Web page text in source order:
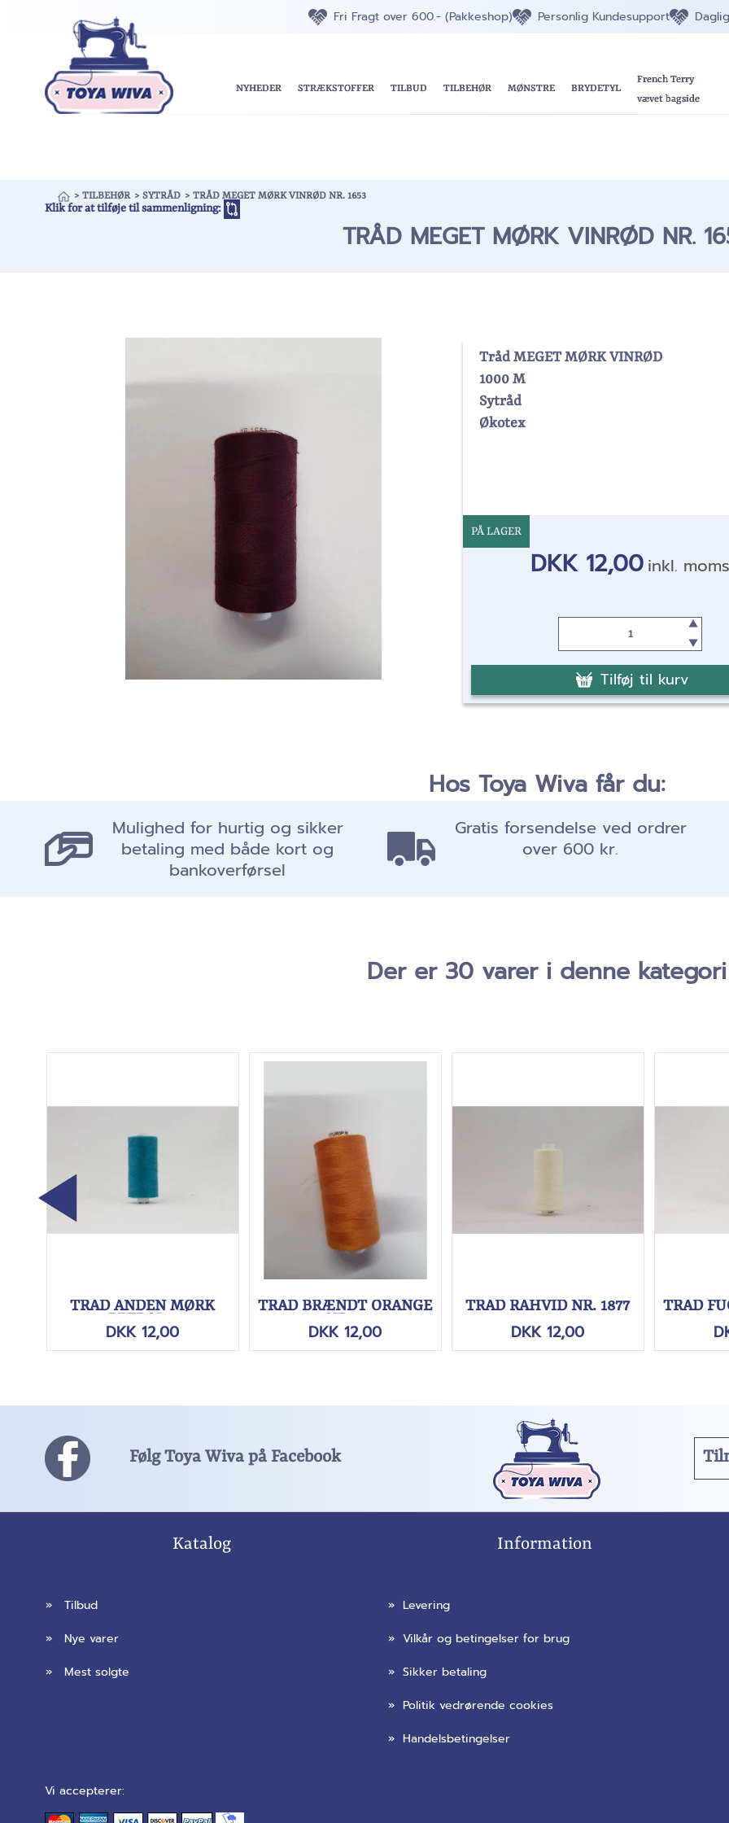
Fri Fragt over 600.- (Pakkeshop) Personlig Kundesupport
NYHEDER STRÆKSTOFFER TILBUD TILBEHØR MØNSTRE BRYDETYL
French Terry
vævet bagside
> TILBEHØR > SYTRÅD > TRÅD MEGET MØRK VINRØD NR. 1653
Klik for at tilføje til sammenligning:
TRÅD MEGET MØRK VINRØD NR.
Tråd MEGET MØRK VINRØD
1000 M
Sytråd
Økotex
PÅ LAGER
DKK 12,00 inkl.
Tilføj til kurv
Hos Toya Wiva får du:
Mulighed for hurtig og sikker
betaling med både kort og
bankoverførsel
Gratis forsendelse ved ordrer
over 600 kr.
Der er 30 varer i denne kategori
TRÅD ANDEN MØRK
DKK 12,00
TRÅD BRÆNDT ORANGE
DKK 12,00
TRÅD RÅHVID NR. 1877
DKK 12,00
TRÅD
Følg Toya Wiva på Facebook
Katalog
»
Tilbud
»
Nye varer
»
Mest solgte
Information
» Levering
»Vilkår og betingelser for brug
»Sikker betaling
» Politik vedrørende cookies
» Handelsbetingelser
Vi accepterer: